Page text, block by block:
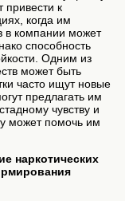
привести к
когда им
в компании может
способность
Одним из
может быть
часто ищут новые
предлагать им
чувству и
может помочь им
наркотических